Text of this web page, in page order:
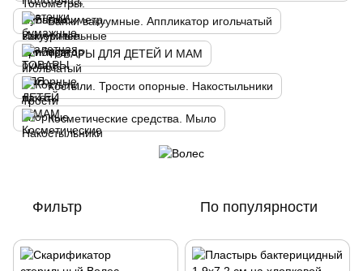
Банки вакуумные. Аппликатор игольчатый
ТОВАРЫ ДЛЯ ДЕТЕЙ И МАМ
Костыли. Трости опорные. Накостыльники
Косметические средства. Мыло
Фильтр По популярности